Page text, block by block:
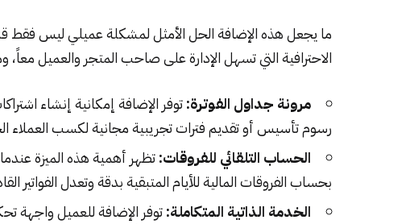
ما يجعل هذه الإضافة الحل الأمثل لمشكلة عميلي ليس فقط
الاحترافية التي تسهل الإدارة على صاحب المتجر والعميل
مرونة جداول الفوترة:توفر الإضافة إمكانية إنشاء
رسوم تأسيس أو تقديم فترات تجريبية مجانية لكسب العملاء
الحساب التلقائي للفروقات:تظهر أهمية هذه الميزة
بحساب الفروقات المالية للأيام المتبقية بدقة وتعدل الفواتير
الخدمة الذاتية المتكاملة:توفر الإضافة للعميل